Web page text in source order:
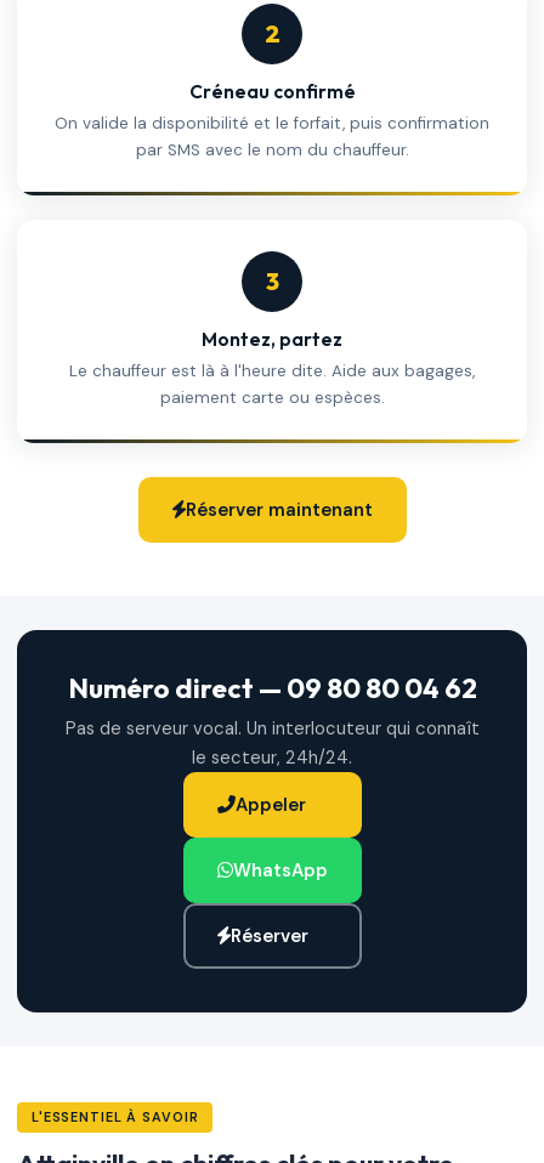
2
Créneau confirmé
On valide la disponibilité et le forfait, puis confirmation
par SMS avec le nom du chauffeur.
3
Montez, partez
Le chauffeur est là à l'heure dite. Aide aux bagages,
paiement carte ou espèces.
Réserver maintenant
Numéro direct — 09 80 80 04 62
Pas de serveur vocal. Un interlocuteur qui connaît
le secteur, 24h/24.
Appeler
WhatsApp
Réserver
L'ESSENTIEL À SAVOIR